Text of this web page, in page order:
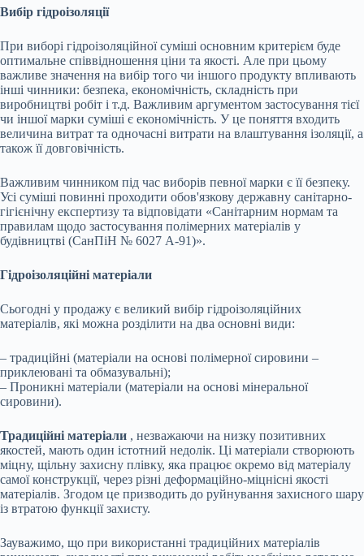
Вибір гідроізоляції
При виборі гідроізоляційної суміші основним критерієм буде
оптимальне співвідношення ціни та якості. Але при цьому
важливе значення на вибір того чи іншого продукту впливають
інші чинники: безпека, економічність, складність при
виробництві робіт і т.д. Важливим аргументом застосування тієї
чи іншої марки суміші є економічність. У це поняття входить
величина витрат та одночасні витрати на влаштування ізоляції, а
також її довговічність.
Важливим чинником під час виборів певної марки є її безпеку.
Усі суміші повинні проходити обов'язкову державну санітарно-
гігієнічну експертизу та відповідати «Санітарним нормам та
правилам щодо застосування полімерних матеріалів у
будівництві (СанПіН № 6027 А-91)».
Гідроізоляційні матеріали
Сьогодні у продажу є великий вибір гідроізоляційних
матеріалів, які можна розділити на два основні види:
– традиційні (матеріали на основі полімерної сировини –
приклеювані та обмазувальні);
– Проникні матеріали (матеріали на основі мінеральної
сировини).
Традиційні матеріали , незважаючи на низку позитивних
якостей, мають один істотний недолік. Ці матеріали створюють
міцну, щільну захисну плівку, яка працює окремо від матеріалу
самої конструкції, через різні деформаційно-міцнісні якості
матеріалів. Згодом це призводить до руйнування захисного шару
із втратою функції захисту.
Зауважимо, що при використанні традиційних матеріалів